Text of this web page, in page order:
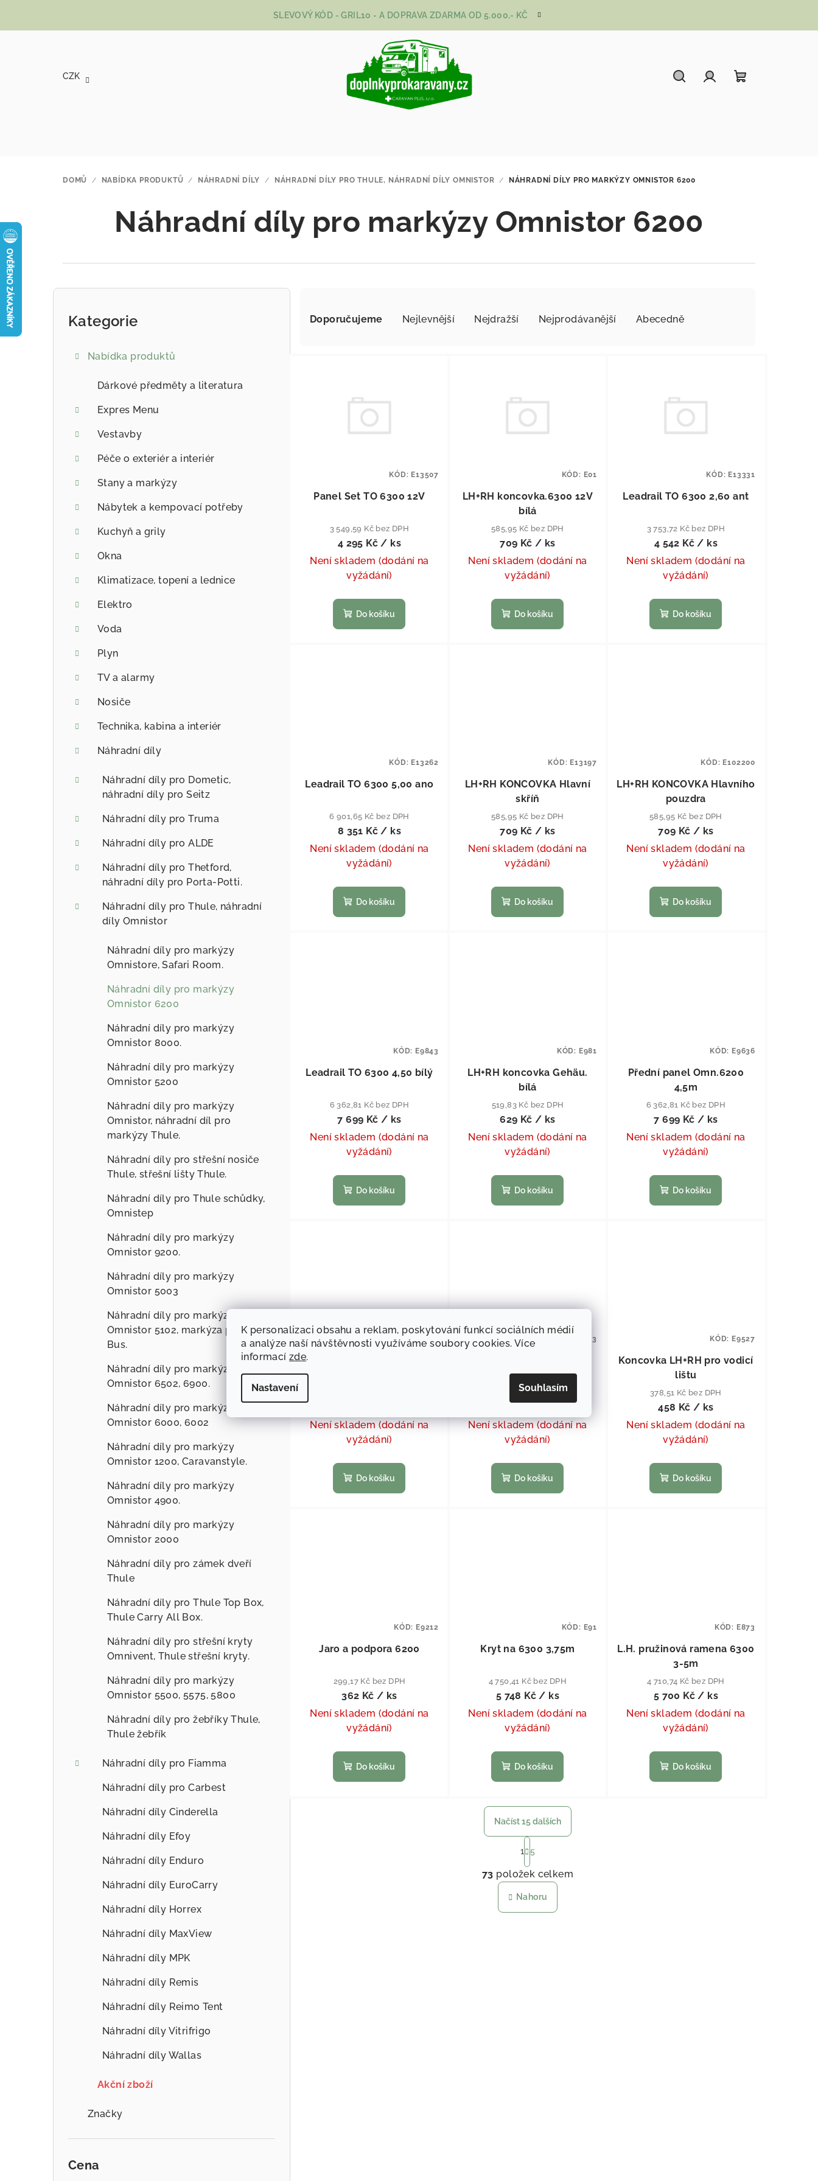
K personalizaci obsahu a reklam, poskytování funkcí sociálních médií
a analýze naší návštěvnosti využíváme soubory cookies. Více
informacízde.
Nastavení Souhlasím
SLEVOVÝ KÓD - GRIL10 - A DOPRAVA ZDARMA OD 5.000,- KČ
CZK
DOMŮ / NABÍDKA PRODUKTŮ / NÁHRADNÍ DÍLY / NÁHRADNÍ DÍLY PRO THULE, NÁHRADNÍ DÍLY OMNISTOR / NÁHRADNÍ DÍLY PRO MARKÝZY OMNISTOR 6200
Náhradní díly pro markýzy Omnistor 6200
Postranní panel
Přeskočit kategorie
Kategorie
Nabídka produktů
Dárkové předměty a literatura
Expres Menu
Vestavby
Péče o exteriér a interiér
Stany a markýzy
Nábytek a kempovací potřeby
Kuchyň a grily
Okna
Klimatizace, topení a lednice
Elektro
Voda
Plyn
TV a alarmy
Nosiče
Technika, kabina a interiér
Náhradní díly
Náhradní díly pro Dometic,
náhradní díly pro Seitz
Náhradní díly pro Truma
Náhradní díly pro ALDE
Náhradní díly pro Thetford,
náhradní díly pro Porta-Potti.
Náhradní díly pro Thule, náhradní
díly Omnistor
Náhradní díly pro markýzy
Omnistore, Safari Room.
Náhradní díly pro markýzy
Omnistor 6200
Náhradní díly pro markýzy
Omnistor 8000.
Náhradní díly pro markýzy
Omnistor 5200
Náhradní díly pro markýzy
Omnistor, náhradní díl pro
markýzy Thule.
Náhradní díly pro střešní nosiče
Thule, střešní lišty Thule.
Náhradní díly pro Thule schůdky,
Omnistep
Náhradní díly pro markýzy
Omnistor 9200.
Náhradní díly pro markýzy
Omnistor 5003
Náhradní díly pro markýzy
Omnistor 5102, markýza pro VW
Bus.
Náhradní díly pro markýzy
Omnistor 6502, 6900.
Náhradní díly pro markýzy
Omnistor 6000, 6002
Náhradní díly pro markýzy
Omnistor 1200, Caravanstyle.
Náhradní díly pro markýzy
Omnistor 4900.
Náhradní díly pro markýzy
Omnistor 2000
Náhradní díly pro zámek dveří
Thule
Náhradní díly pro Thule Top Box,
Thule Carry All Box.
Náhradní díly pro střešní kryty
Omnivent, Thule střešní kryty.
Náhradní díly pro markýzy
Omnistor 5500, 5575, 5800
Náhradní díly pro žebříky Thule,
Thule žebřík
Náhradní díly pro Fiamma
Náhradní díly pro Carbest
Náhradní díly Cinderella
Náhradní díly Efoy
Náhradní díly Enduro
Náhradní díly EuroCarry
Náhradní díly Horrex
Náhradní díly MaxView
Náhradní díly MPK
Náhradní díly Remis
Náhradní díly Reimo Tent
Náhradní díly Vitrifrigo
Náhradní díly Wallas
Akční zboží
Značky
Cena
Doporučujeme Nejlevnější Nejdražší Nejprodávanější Abecedně
Panel Set TO 6300 12V
3 549,59 Kč bez DPH
4 295 Kč/ ks
Není skladem (dodání na
vyžádání)
Do košíku
KÓD: E13507
LH+RH koncovka.6300 12V
bílá
585,95 Kč bez DPH
709 Kč/ ks
Není skladem (dodání na
vyžádání)
Do košíku
KÓD: E01
Leadrail TO 6300 2,60 ant
3 753,72 Kč bez DPH
4 542 Kč/ ks
Není skladem (dodání na
vyžádání)
Do košíku
KÓD: E13331
Leadrail TO 6300 5,00 ano
6 901,65 Kč bez DPH
8 351 Kč/ ks
Není skladem (dodání na
vyžádání)
Do košíku
KÓD: E13262
LH+RH KONCOVKA Hlavní
skříň
585,95 Kč bez DPH
709 Kč/ ks
Není skladem (dodání na
vyžádání)
Do košíku
KÓD: E13197
LH+RH KONCOVKA Hlavního
pouzdra
585,95 Kč bez DPH
709 Kč/ ks
Není skladem (dodání na
vyžádání)
Do košíku
KÓD: E102200
Leadrail TO 6300 4,50 bílý
6 362,81 Kč bez DPH
7 699 Kč / ks
Není skladem (dodání na
vyžádání)
Do košíku
KÓD: E9843
LH+RH koncovka Gehäu.
bílá
519,83 Kč bez DPH
629 Kč / ks
Není skladem (dodání na
vyžádání)
Do košíku
KÓD: E981
Přední panel Omn.6200
4,5m
6 362,81 Kč bez DPH
7 699 Kč / ks
Není skladem (dodání na
vyžádání)
Do košíku
KÓD: E9636
Tkanina Omn.4200/6300
Není skladem (dodání na
vyžádání)
Do košíku
KÓD:
5 834,71 Kč bez DPH
Není skladem (dodání na
vyžádání)
Do košíku
E9543
Koncovka LH+RH pro vodicí
lištu
378,51 Kč bez DPH
458 Kč/ ks
Není skladem (dodání na
vyžádání)
Do košíku
KÓD: E9527
Jaro a podpora 6200
299,17 Kč bez DPH
362 Kč / ks
Není skladem (dodání na
vyžádání)
Do košíku
KÓD: E9212
Kryt na 6300 3,75m
4 750,41 Kč bez DPH
5 748 Kč / ks
Není skladem (dodání na
vyžádání)
Do košíku
KÓD: E91
L.H. pružinová ramena 6300
3-5m
4 710,74 Kč bez DPH
5 700 Kč / ks
Není skladem (dodání na
vyžádání)
Do košíku
KÓD: E873
Ovládací prvky výpisu
Načíst 15 dalších
Stránkování
1 5
73 položek celkem
Nahoru